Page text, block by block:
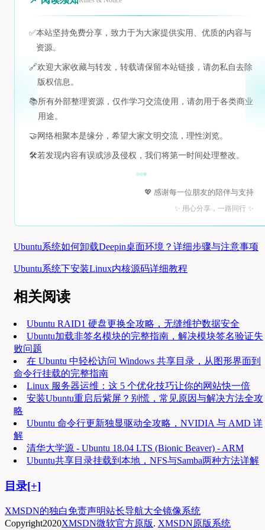
✅本站坚持免费分享，致力于为大家提供实用、优质的内容与
资源。
🔗欢迎大家收藏与转发，转载请保留本站链接，请勿私自去除
版权信息。
📚所有外部整理资源，仅作学习交流使用，请勿用于各类商业
用途。
🤝 网络相聚本是缘分，希望大家文明交流，理性浏览。
🛠️若发现内容有误或涉及侵权，我们将第一时间处理整改。
💖 感谢每一位朋友的陪伴与支持
✨ 用心分享，一路同行 ✨
Ubuntu系统如何卸载Deepin桌面环境？详细步骤与注意事项
Ubuntu系统下安装Linux内核源码详细教程
相关阅读
Ubuntu RAID1 硬盘更换全攻略，无缝维护数据安全
Ubuntu加载非签名模块的完整指南，解决模块签名验证失
败问题
在 Ubuntu 中轻松访问 Windows 共享目录，从图形界面到
命令行挂载的完整指南
Linux 服务器运维：这 5 个优化技巧让你的网站快一倍
安装Ubuntu重启后紫屏？别慌，常见原因与解决方法全攻
略
Ubuntu 命令行更新独显驱动全攻略，NVIDIA 与 AMD 详
解
清华大学源 - Ubuntu 18.04 LTS (Bionic Beaver) - ARM
Ubuntu共享目录挂载到本地，NFS与Samba两种方法详解
目录[+]
XMSDN的独白免责声明站长导航大全镜像系统
Copyright2020XMSDN微软官方原版. XMSDN原版系统